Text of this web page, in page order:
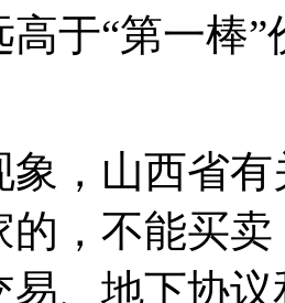
于“第一棒
象，山西省
的，不能买
易、地下协